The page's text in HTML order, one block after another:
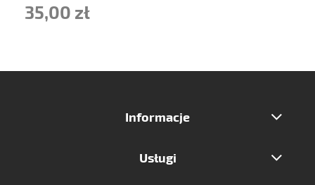
35,00 zł
Informacje
Usługi